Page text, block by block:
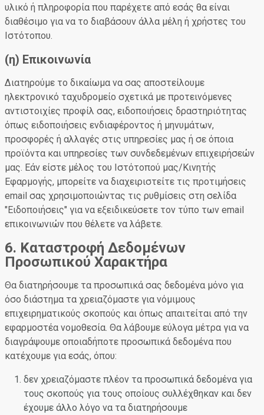
υλικό ή πληροφορία που παρέχετε από εσάς θα είναι
διαθέσιμο για να το διαβάσουν άλλα μέλη ή χρήστες του
Ιστότοπου.
(η) Επικοινωνία
Διατηρούμε το δικαίωμα να σας αποστείλουμε
ηλεκτρονικό ταχυδρομείο σχετικά με προτεινόμενες
αντιστοιχίες προφίλ σας, ειδοποιήσεις δραστηριότητας
όπως ειδοποιήσεις ενδιαφέροντος ή μηνυμάτων,
προσφορές ή αλλαγές στις υπηρεσίες μας ή σε όποια
προϊόντα και υπηρεσίες των συνδεδεμένων επιχειρήσεών
μας. Εάν είστε μέλος του Ιστότοπού μας/Κινητής
Εφαρμογής, μπορείτε να διαχειριστείτε τις προτιμήσεις
email σας χρησιμοποιώντας τις ρυθμίσεις στη σελίδα
"Ειδοποιήσεις" για να εξειδικεύσετε τον τύπο των email
επικοινωνιών που θέλετε να λάβετε.
6. Καταστροφή Δεδομένων
Προσωπικού Χαρακτήρα
Θα διατηρήσουμε τα προσωπικά σας δεδομένα μόνο για
όσο διάστημα τα χρειαζόμαστε για νόμιμους
επιχειρηματικούς σκοπούς και όπως απαιτείται από την
εφαρμοστέα νομοθεσία. Θα λάβουμε εύλογα μέτρα για να
διαγράψουμε οποιαδήποτε προσωπικά δεδομένα που
κατέχουμε για εσάς, όπου:
δεν χρειαζόμαστε πλέον τα προσωπικά δεδομένα για
τους σκοπούς για τους οποίους συλλέχθηκαν και δεν
έχουμε άλλο λόγο να τα διατηρήσουμε